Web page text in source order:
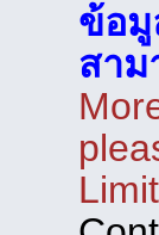
ข้อมู
สาม